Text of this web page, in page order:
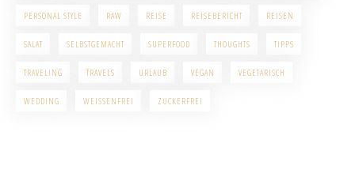
PERSONAL STYLE RAW REISE REISEBERICHT REISEN
SALAT SELBSTGEMACHT SUPERFOOD THOUGHTS TIPPS
TRAVELING TRAVELS URLAUB VEGAN VEGETARISCH
WEDDING WEISSENFREI ZUCKERFREI